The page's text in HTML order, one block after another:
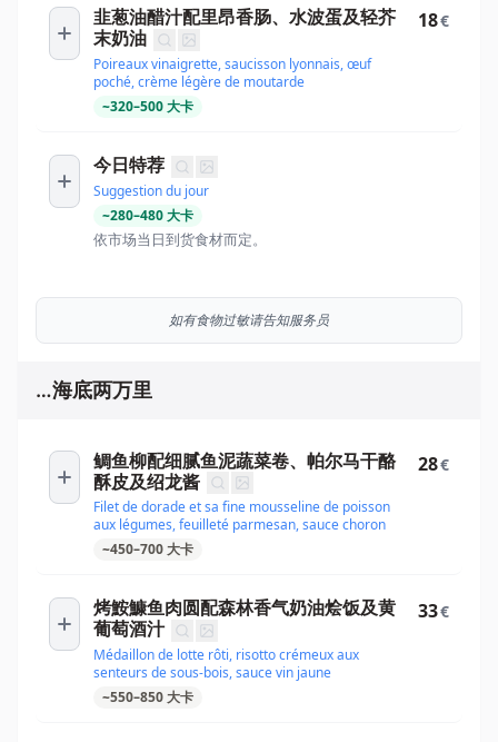
韭葱油醋汁配里昂香肠、水波蛋及轻芥
末奶油
Poireaux vinaigrette, saucisson lyonnais, œuf
poché, crème légère de moutarde
~320–500大卡
18€
今日特荐
Suggestion du jour
~280–480大卡
依市场当日到货食材而定。
如有食物过敏请告知服务员
…海底两万里
鲷鱼柳配细腻鱼泥蔬菜卷、帕尔马干酪
酥皮及绍龙酱
Filet de dorade et sa fine mousseline de poisson
aux légumes, feuilleté parmesan, sauce choron
~450–700大卡
28€
烤鮟鱇鱼肉圆配森林香气奶油烩饭及黄
葡萄酒汁
Médaillon de lotte rôti, risotto crémeux aux
senteurs de sous-bois, sauce vin jaune
~550–850大卡
33€